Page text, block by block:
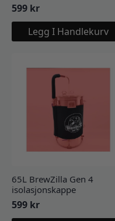
599 kr
Legg I Handlekurv
65L BrewZilla Gen 4
isolasjonskappe
599 kr